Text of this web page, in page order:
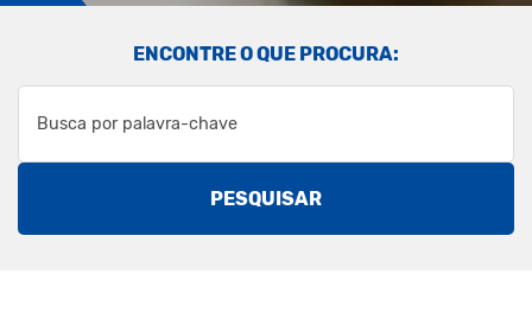
ENCONTRE O QUE PROCURA:
PESQUISAR